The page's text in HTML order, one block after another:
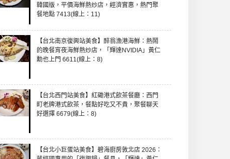
韓國版，平價海鮮熱炒店，經濟實惠，熱門聚
餐地點 7413(線上：11)
【台北南京復興站美食】醉翁漁港海鮮：熱鬧
的晚餐宵夜海鮮熱炒店，「輝達NVIDIA」黃仁
勳也上門 6611(線上：8)
【台北西門站美食】紅磡港式飲茶餐廳：西門
町老牌港式飲茶，餐點好吃又不貴，聚餐聊天
好選擇 6679(線上：8)
【台北小巨蛋站美食】碧海廚房敦北店 2026：